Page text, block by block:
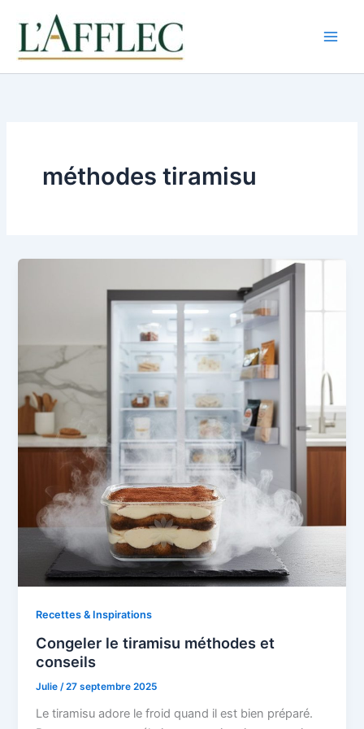
contenu
méthodes tiramisu
Recettes & Inspirations
Congeler le tiramisu méthodes et
conseils
Julie /27 septembre 2025
Le tiramisu adore le froid quand il est bien préparé.